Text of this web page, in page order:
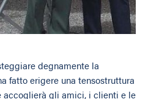
degnamente la
fatto erigere una tensostruttura
accoglierà gli amici, i clienti e le